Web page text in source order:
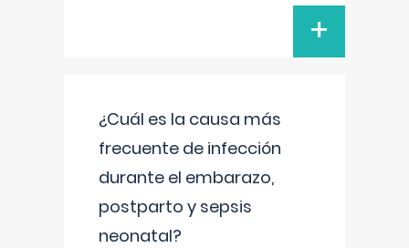
+
¿Cuál es la causa más
frecuente de infección
durante el embarazo,
postparto y sepsis
neonatal?